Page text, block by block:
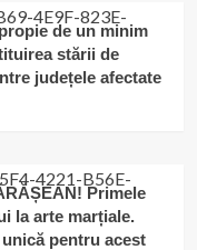
de un minim
stării de
județele afectate
Primele
la arte marțiale.
pentru acest